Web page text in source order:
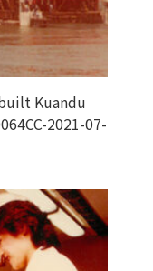
Kuandu
2021-07-